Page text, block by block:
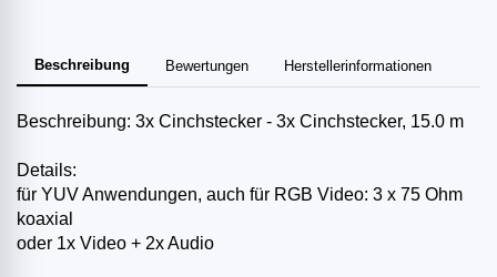
Beschreibung Bewertungen Herstellerinformationen
Beschreibung: 3x Cinchstecker - 3x Cinchstecker, 15.0 m
Details:
für YUV Anwendungen, auch für RGB Video: 3 x 75 Ohm
koaxial
oder 1x Video + 2x Audio